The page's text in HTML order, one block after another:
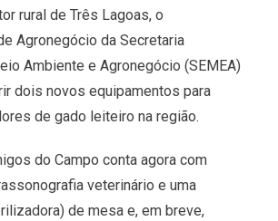
rural de Três Lagoas, o
Agronegócio da Secretaria
Ambiente e Agronegócio (SEMEA)
dois novos equipamentos para
de gado leiteiro na região.
do Campo conta agora com
veterinário e uma
de mesa e, em breve,